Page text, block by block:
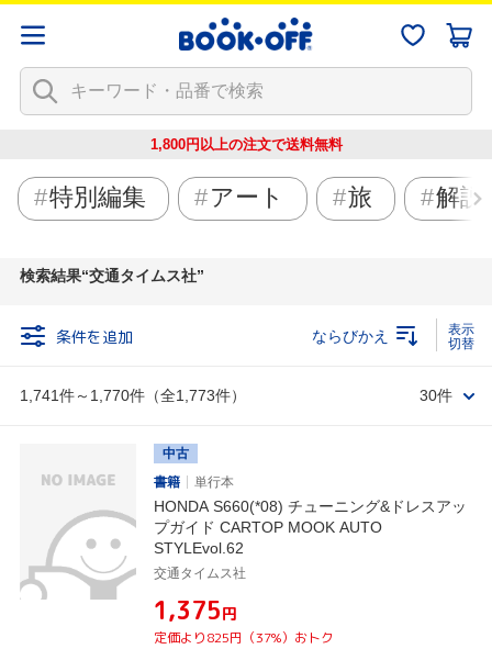
1,800円以上の注文で送料無料
特別編集 アート 旅 解説
検索結果 交通タイムス社
条件を追加
1,741件～1,770件（全1,773件）
ならびかえ
30件
中古
書籍
単行本
HONDA S660(*08) チューニング&ドレスアッ
プガイド CARTOP MOOK AUTO
STYLEvol.62
交通タイムス社
¥1,375円
定価より825円（37%）おトク